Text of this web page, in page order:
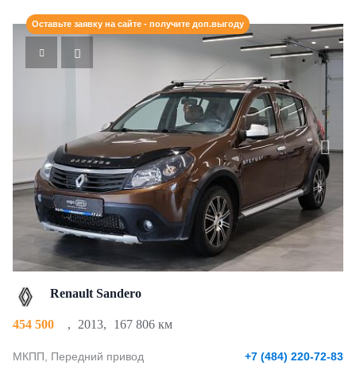
Оставьте заявку на сайте - получите доп.выгоду
Renault Sandero
454 500 , 2013, 167 806 км
МКПП, Передний привод +7 (484) 220-72-83